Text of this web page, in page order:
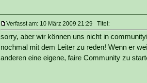
Verfasst am: 10 März 2009 21:29 Titel:
sorry, aber wir können uns nicht in
nochmal mit dem Leiter zu reden! Wenn er
anderen eine eigene, faire Community zu